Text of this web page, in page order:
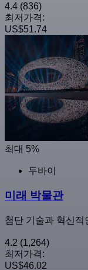
4.4 (836)
최저가격:
US$51.74
최대 5%
두바이
미래 박물관
첨단 기술과 혁신적
4.2 (1,264)
최저가격:
US$46.02